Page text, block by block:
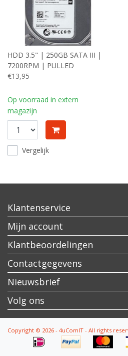
HDD 3.5" | 250GB SATA III |
7200RPM | PULLED
(refurbished)
€13,95
Op voorraad in extern
magazijn
Vergelijk
Klantenservice
Mijn account
Klantbeoordelingen
Contactgegevens
Nieuwsbrief
Volg ons
Copyright © 2026 - 4uComIT - All rights